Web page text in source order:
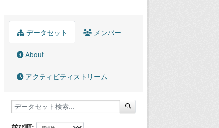
データセット メンバー
About
アクティビティストリーム